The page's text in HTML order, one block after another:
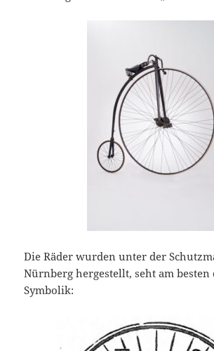
Die Räder wurden unter der
Nürnberg hergestellt, seht am besten
Symbolik: